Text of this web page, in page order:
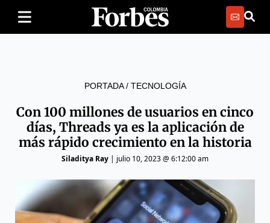
PORTADA/ TECNOLOGÍA
Con 100 millones de usuarios en cinco
días, Threads ya es la aplicación de
más rápido crecimiento en la historia
Siladitya Ray | julio 10, 2023 @ 6:12:00 am